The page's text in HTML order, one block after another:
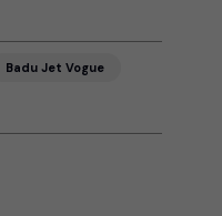
Badu Jet Vogue